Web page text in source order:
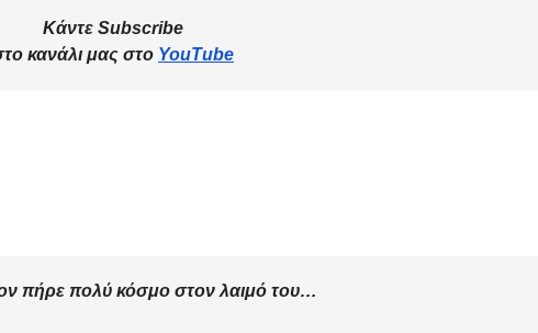
Κάντε Subscribe
κανάλι μας στο YouTube
πήρε πολύ κόσμο στον λαιμό του…